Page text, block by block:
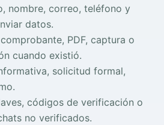
nombre, correo, teléfono y
datos.
PDF, captura o
cuando existió.
solicitud formal,
códigos de verificación o
no verificados.